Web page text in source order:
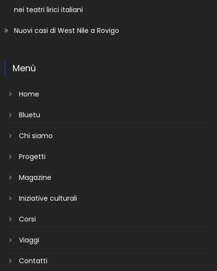
nei teatri lirici italiani
Nuovi casi di West Nile a Rovigo
Menù
Home
Bluetu
Chi siamo
Progetti
Magazine
Iniziative culturali
Corsi
Viaggi
Contatti